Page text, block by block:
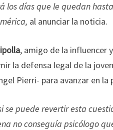
los días que le quedan
al anunciar la noticia.
, amigo de la influencer
la defensa legal de la
Pierri- para avanzar en
se puede revertir esta
no conseguía psicólogo